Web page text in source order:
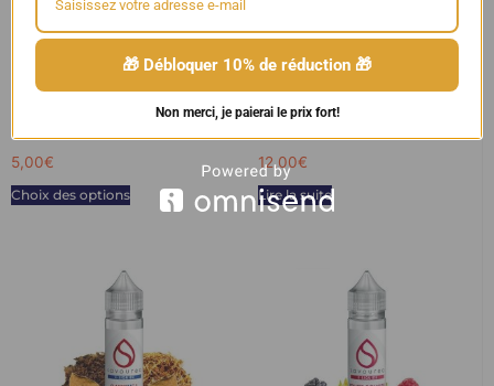
5,00€
Choix des options
40ml – SAVOUREA
12,00€
Lire la suite
🎁 Débloquer 10% de réduction 🎁
Non merci, je paierai le prix fort!